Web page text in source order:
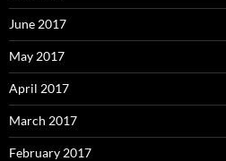
June 2017
May 2017
April 2017
March 2017
February 2017